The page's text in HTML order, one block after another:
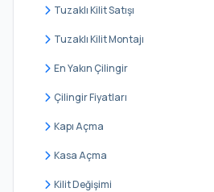
Tuzaklı Kilit Satışı
Tuzaklı Kilit Montajı
En Yakın Çilingir
Çilingir Fiyatları
Kapı Açma
Kasa Açma
Kilit Değişimi